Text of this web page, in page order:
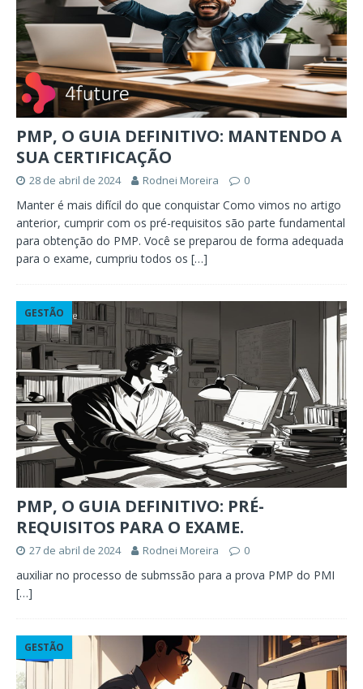
PMP, O GUIA DEFINITIVO: MANTENDO A
SUA CERTIFICAÇÃO
28 de abril de 2024 Rodnei Moreira 0
Manter é mais difícil do que conquistar Como vimos no artigo
anterior, cumprir com os pré-requisitos são parte fundamental
para obtenção do PMP. Você se preparou de forma adequada
para o exame, cumpriu todos os […]
GESTÃO
PMP, O GUIA DEFINITIVO: PRÉ-
REQUISITOS PARA O EXAME.
27 de abril de 2024 Rodnei Moreira 0
auxiliar no processo de submssão para a prova PMP do PMI
[…]
GESTÃO